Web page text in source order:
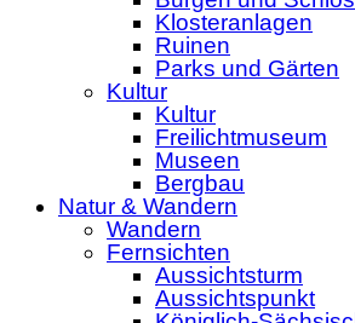
Klosteranlagen
Ruinen
Parks und Gärten
Kultur
Kultur
Freilichtmuseum
Museen
Bergbau
Natur & Wandern
Wandern
Fernsichten
Aussichtsturm
Aussichtspunkt